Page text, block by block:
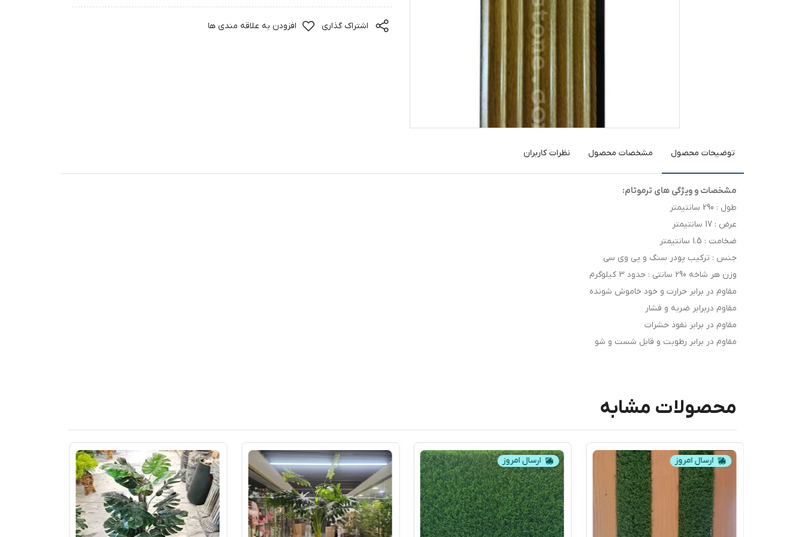
اشتراک گذاری افزودن به علاقه مندی ها
توضیحات محصول مشخصات محصول نظرات کاربران
مشخصات و ویژگی های ترموتام:
طول : 290 سانتیمتر
عرض : 17 سانتیمتر
ضخامت : 1.5 سانتیمتر
جنس : ترکیب پودر سنگ و پی وی سی
وزن هر شاخه 290 سانتی : حدود 3 کیلوگرم
مقاوم در برابر حرارت و خود خاموش شونده
مقاوم دربرابر ضربه و فشار
مقاوم در برابر نفوذ حشرات
مقاوم در برابر رطوبت و قابل شست و شو
محصولات مشابه
ارسال امروز ارسال امروز